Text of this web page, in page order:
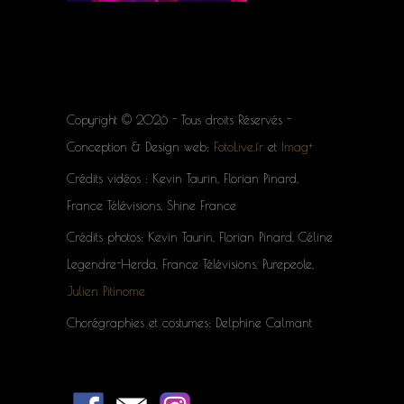
Copyright © 2026 - Tous droits Réservés -
Conception & Design web: FotoLive.fr et Imag+
Crédits vidéos : Kevin Taurin, Florian Pinard,
France Télévisions, Shine France
Crédits photos: Kevin Taurin, Florian Pinard, Céline
Legendre-Herda, France Télévisions, Purepeole,
Julien Pitinome
Chorégraphies et costumes: Delphine Calmant